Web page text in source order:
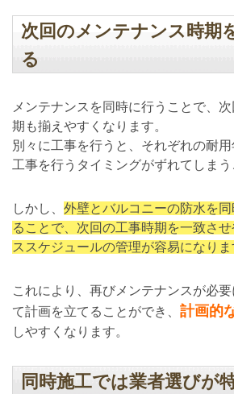
次回のメンテナンス時期
る
メンテナンスを同時に行うことで、
期も揃えやすくなります。
別々に工事を行うと、それぞれの耐
工事を行うタイミングがずれてしまう
しかし、 外壁とバルコニーの防水を
ることで、次回の工事時期を一致さ
ススケジュールの管理が容易になりま
これにより、再びメンテナンスが必
て計画を立てることができ、 計画的
しやすくなります。
同時施工では業者選びが